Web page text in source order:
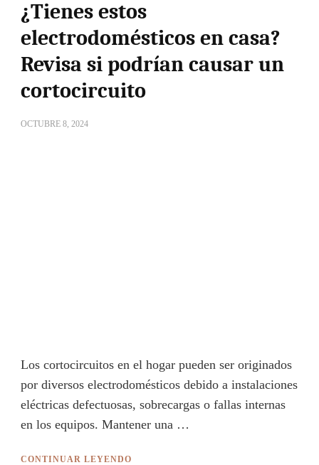
¿Tienes estos
electrodomésticos en casa?
Revisa si podrían causar un
cortocircuito
OCTUBRE 8, 2024
Los cortocircuitos en el hogar pueden ser originados
por diversos electrodomésticos debido a instalaciones
eléctricas defectuosas, sobrecargas o fallas internas
en los equipos. Mantener una …
CONTINUAR LEYENDO